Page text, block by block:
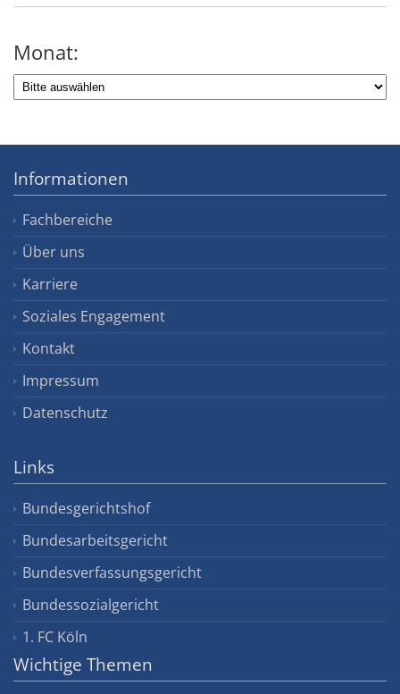
Monat:
Informationen
Fachbereiche
Über uns
Karriere
Soziales Engagement
Kontakt
Impressum
Datenschutz
Links
Bundesgerichtshof
Bundesarbeitsgericht
Bundesverfassungsgericht
Bundessozialgericht
1. FC Köln
Wichtige Themen